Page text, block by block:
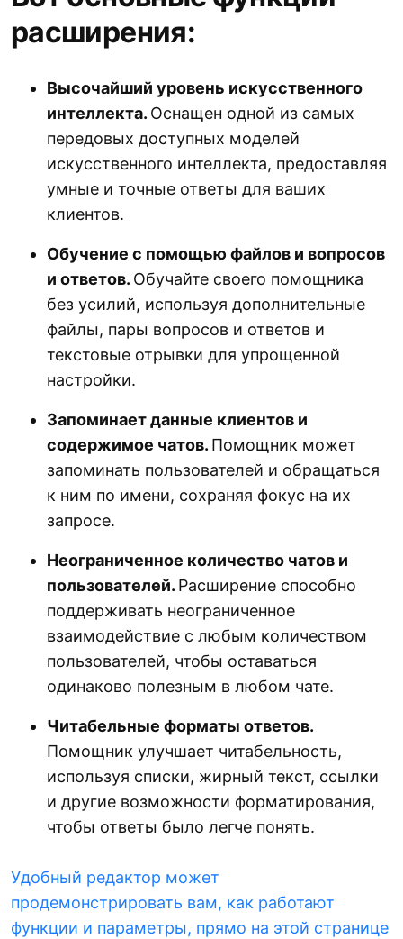
расширения:
Высочайший уровень искусственного
интеллекта. Оснащен одной из самых
передовых доступных моделей
искусственного интеллекта, предоставляя
умные и точные ответы для ваших
клиентов.
Обучение с помощью файлов и вопросов
и ответов. Обучайте своего помощника
без усилий, используя дополнительные
файлы, пары вопросов и ответов и
текстовые отрывки для упрощенной
настройки.
Запоминает данные клиентов и
содержимое чатов. Помощник может
запоминать пользователей и обращаться
к ним по имени, сохраняя фокус на их
запросе.
Неограниченное количество чатов и
пользователей. Расширение способно
поддерживать неограниченное
взаимодействие с любым количеством
пользователей, чтобы оставаться
одинаково полезным в любом чате.
Читабельные форматы ответов.
Помощник улучшает читабельность,
используя списки, жирный текст, ссылки
и другие возможности форматирования,
чтобы ответы было легче понять.
Удобный редактор может
продемонстрировать вам, как работают
функции и параметры, прямо на этой странице